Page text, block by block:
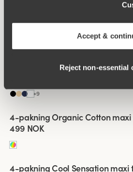
Accept &
Reject non‑essential
499 NOK
Organic Cotton maxi truser
+9
Viewing image 1 of 2
4-pakning Organic Cotton maxi
499 NOK
Viewing image 1 of 2
4-pakning Cool Sensation maxi